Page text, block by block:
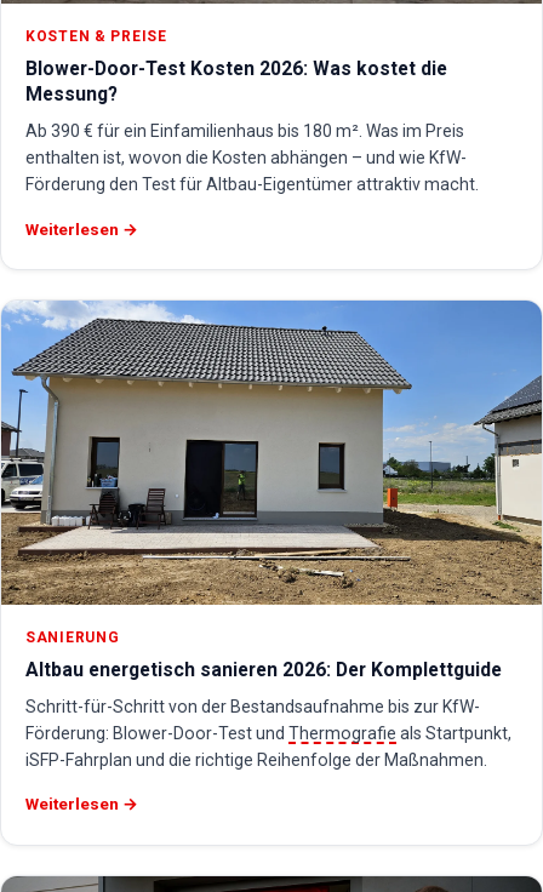
KOSTEN & PREISE
Blower-Door-Test Kosten 2026: Was kostet die
Messung?
Ab 390 € für ein Einfamilienhaus bis 180 m². Was im Preis
enthalten ist, wovon die Kosten abhängen – und wie KfW-
Förderung den Test für Altbau-Eigentümer attraktiv macht.
Weiterlesen →
SANIERUNG
Altbau energetisch sanieren 2026: Der Komplettguide
Schritt-für-Schritt von der Bestandsaufnahme bis zur KfW-
Förderung: Blower-Door-Test und Thermografie als Startpunkt,
iSFP-Fahrplan und die richtige Reihenfolge der Maßnahmen.
Weiterlesen →